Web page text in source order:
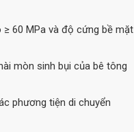
60 MPa và độ cứng bề mặt
mòn sinh bụi của bê tông
phương tiện di chuyển